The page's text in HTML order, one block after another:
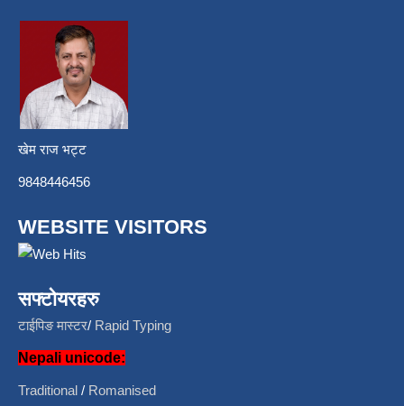
खेम राज भट्ट
9848446456
WEBSITE VISITORS
सफ्टोयरहरु
टाईपिङ मास्टर/ Rapid Typing
Nepali unicode:
Traditional / Romanised